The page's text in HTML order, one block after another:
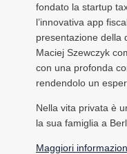
fondato la startup
l’innovativa app
presentazione della
Maciej Szewczyk
con una profonda
rendendolo un
Nella vita privata è
la sua famiglia a
Maggiori